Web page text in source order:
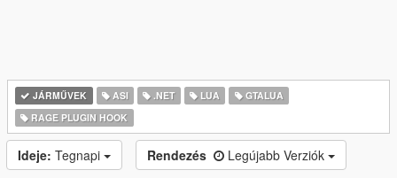
JÁRMŰVEK ASI .NET LUA
GTALUA
RAGE PLUGIN HOOK
Ideje: Tegnapi Rendezés Legújabb Verziók